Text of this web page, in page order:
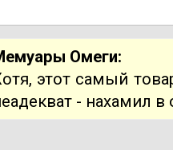
Омеги:
этот самый
- нахамил